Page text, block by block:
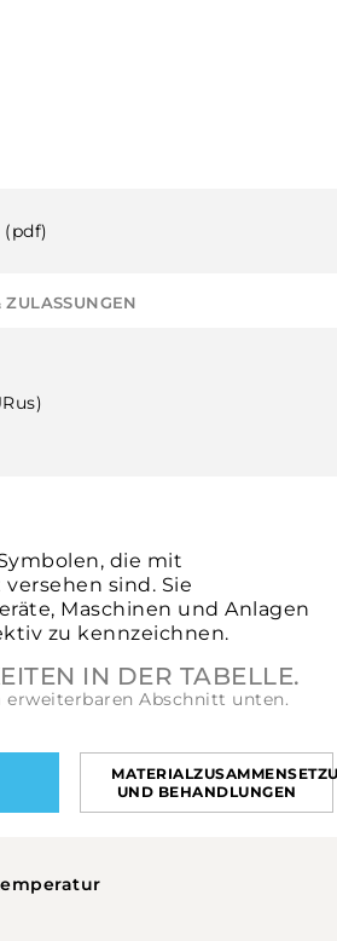
(pdf)
die mit
sind. Sie
Maschinen und Anlagen
zu kennzeichnen.
IN DER TABELLE.
erweiterbaren Abschnitt unten.
UND BEHANDLUNGEN